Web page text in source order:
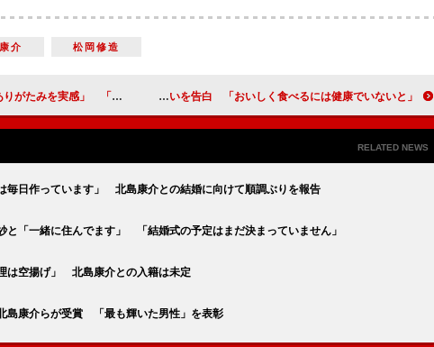
介 松岡修造
松竹大歌舞伎」で初の巡業座頭に 石塚英彦、５年間以上のジム通いを告白 「おいしく食べるには健康でいないと」
RELATED NEWS
毎日作っています」 北島康介との結婚に向けて順調ぶりを報告
と「一緒に住んでます」 「結婚式の予定はまだ決まっていません」
は空揚げ」 北島康介との入籍は未定
島康介らが受賞 「最も輝いた男性」を表彰